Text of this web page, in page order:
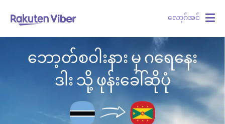
လော့ဂ်အင်
ဘော့တ်စဝါးနား မှ ဂရေနေး
ဒါး သို့ ဖုန်းခေါ်ဆိုပုံ